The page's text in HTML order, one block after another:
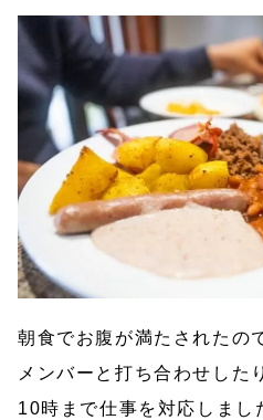
朝食でお腹が満たされたの
メンバーと打ち合わせした
10時まで仕事を対応しまし